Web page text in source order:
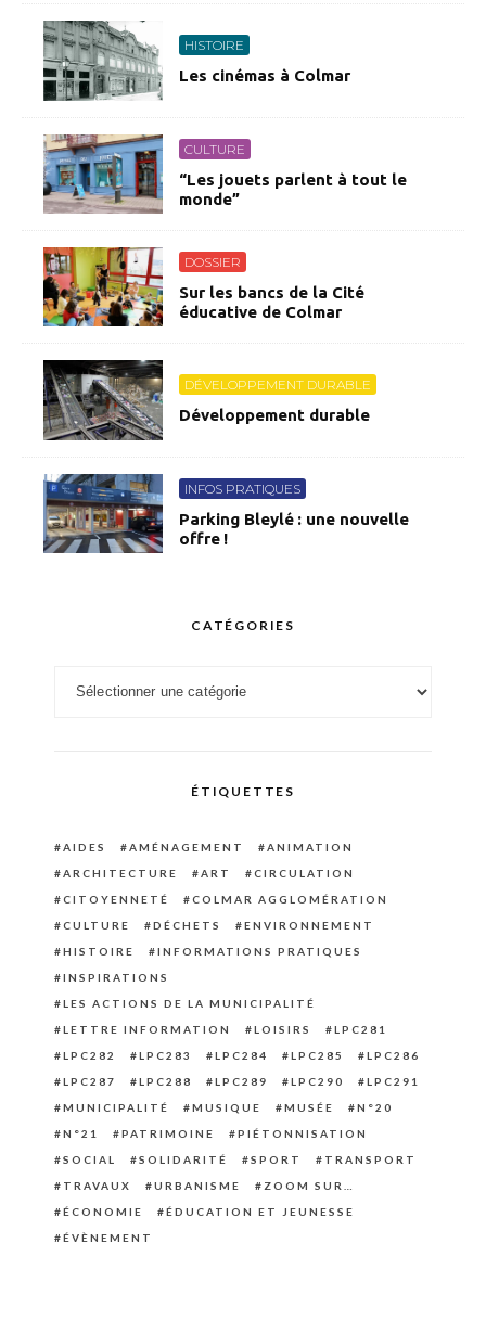
HISTOIRE
Les cinémas à Colmar
CULTURE
“Les jouets parlent à tout le
monde”
DOSSIER
Sur les bancs de la Cité
éducative de Colmar
DÉVELOPPEMENT DURABLE
Développement durable
INFOS PRATIQUES
Parking Bleylé : une nouvelle
offre !
CATÉGORIES
ÉTIQUETTES
AIDES AMÉNAGEMENT
ANIMATION
ARCHITECTURE
ART
CIRCULATION
CITOYENNETÉ
COLMAR AGGLOMÉRATION
CULTURE
DÉCHETS
ENVIRONNEMENT
HISTOIRE
INFORMATIONS PRATIQUES
INSPIRATIONS
LES ACTIONS DE LA MUNICIPALITÉ
LETTRE INFORMATION
LOISIRS
LPC281
LPC282
LPC283 LPC284 LPC285
LPC286
LPC287
LPC288 LPC289 LPC290
LPC291
MUNICIPALITÉ
MUSIQUE MUSÉE
N°20
N°21
PATRIMOINE
PIÉTONNISATION
SOCIAL
SOLIDARITÉ SPORT
TRANSPORT
TRAVAUX
URBANISME
ZOOM SUR…
ÉCONOMIE
ÉDUCATION ET JEUNESSE
ÉVÈNEMENT